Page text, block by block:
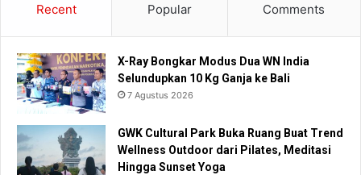
Recent Popular Comments
X-Ray Bongkar Modus Dua WN India
Selundupkan 10 Kg Ganja ke Bali
7 Agustus 2026
GWK Cultural Park Buka Ruang Buat Trend
Wellness Outdoor dari Pilates, Meditasi
Hingga Sunset Yoga